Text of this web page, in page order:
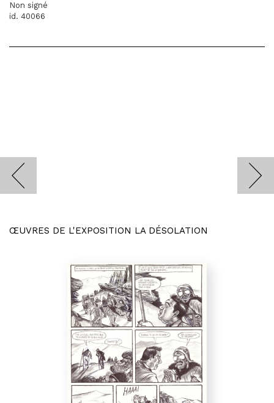
Non signé
id. 40066
ŒUVRES DE L'EXPOSITION LA DÉSOLATION